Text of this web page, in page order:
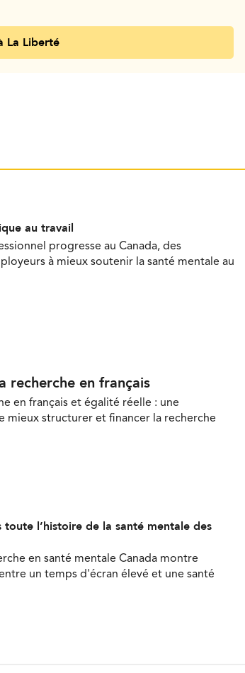
La Liberté
au travail
progresse au Canada, des
à mieux soutenir la santé mentale au
recherche en français
en français et égalité réelle : une
mieux structurer et financer la recherche
toute l’histoire de la santé mentale des
en santé mentale Canada montre
un temps d'écran élevé et une santé